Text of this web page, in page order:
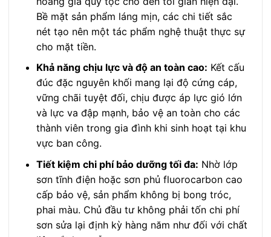
Bề mặt sản phẩm láng mịn, các chi tiết sắc
nét tạo nên một tác phẩm nghệ thuật thực sự
cho mặt tiền.
Khả năng chịu lực và độ an toàn cao: Kết cấu
đúc đặc nguyên khối mang lại độ cứng cáp,
vững chãi tuyệt đối, chịu được áp lực gió lớn
và lực va đập mạnh, bảo vệ an toàn cho các
thành viên trong gia đình khi sinh hoạt tại khu
vực ban công.
Tiết kiệm chi phí bảo dưỡng tối đa: Nhờ lớp
sơn tĩnh điện hoặc sơn phủ fluorocarbon cao
cấp bảo vệ, sản phẩm không bị bong tróc,
phai màu. Chủ đầu tư không phải tốn chi phí
sơn sửa lại định kỳ hàng năm như đối với chất